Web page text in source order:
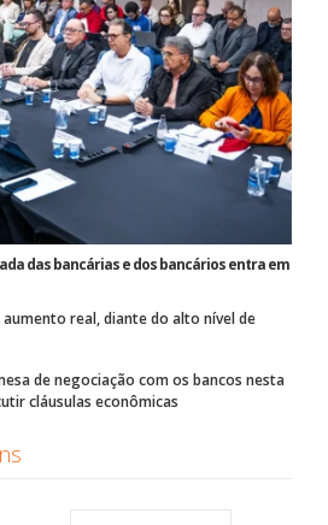
das bancárias e dos bancários entra em
real, diante do alto nível de
de negociação com os bancos nesta
cláusulas econômicas